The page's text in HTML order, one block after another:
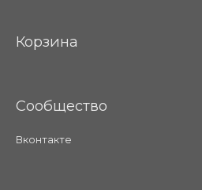
Корзина
Сообщество
Вконтакте